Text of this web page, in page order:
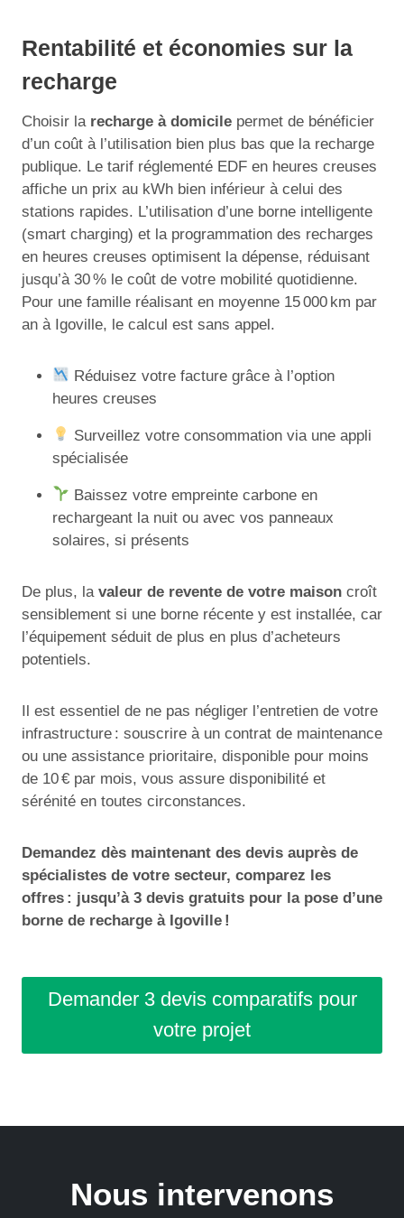
Rentabilité et économies sur la
recharge
Choisir la recharge à domicile permet de bénéficier
d’un coût à l’utilisation bien plus bas que la recharge
publique. Le tarif réglementé EDF en heures creuses
affiche un prix au kWh bien inférieur à celui des
stations rapides. L’utilisation d’une borne intelligente
(smart charging) et la programmation des recharges
en heures creuses optimisent la dépense, réduisant
jusqu’à 30 % le coût de votre mobilité quotidienne.
Pour une famille réalisant en moyenne 15 000 km par
an à Igoville, le calcul est sans appel.
Réduisez votre facture grâce à l’option
heures creuses
Surveillez votre consommation via une appli
spécialisée
Baissez votre empreinte carbone en
rechargeant la nuit ou avec vos panneaux
solaires, si présents
De plus, la valeur de revente de votre maison croît
sensiblement si une borne récente y est installée, car
l’équipement séduit de plus en plus d’acheteurs
potentiels.
Il est essentiel de ne pas négliger l’entretien de votre
infrastructure : souscrire à un contrat de maintenance
ou une assistance prioritaire, disponible pour moins
de 10 € par mois, vous assure disponibilité et
sérénité en toutes circonstances.
Demandez dès maintenant des devis auprès de
spécialistes de votre secteur, comparez les
offres : jusqu’à 3 devis gratuits pour la pose d’une
borne de recharge à Igoville !
Demander 3 devis comparatifs pour
votre projet
Nous intervenons